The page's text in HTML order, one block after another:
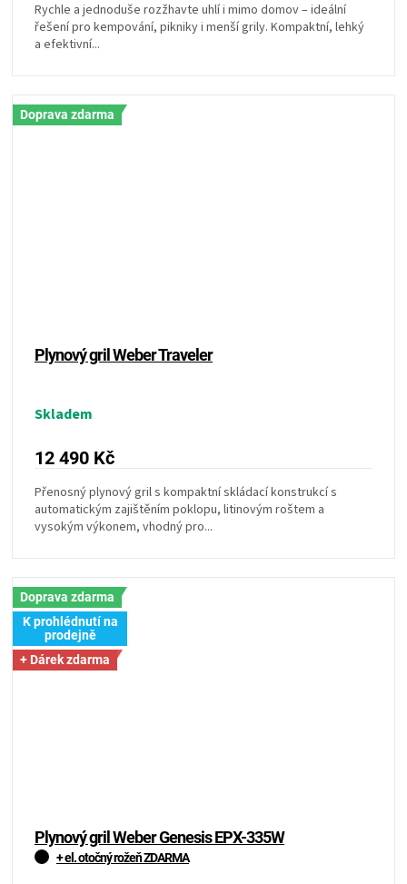
Rychle a jednoduše rozžhavte uhlí i mimo domov – ideální
řešení pro kempování, pikniky i menší grily. Kompaktní, lehký
a efektivní...
Doprava zdarma
Plynový gril Weber Traveler
Skladem
12 490 Kč
Přenosný plynový gril s kompaktní skládací konstrukcí s
automatickým zajištěním poklopu, litinovým roštem a
vysokým výkonem, vhodný pro...
Doprava zdarma
K prohlédnutí na
prodejně
+ Dárek zdarma
Plynový gril Weber Genesis EPX-335W
+ el. otočný rožeň ZDARMA